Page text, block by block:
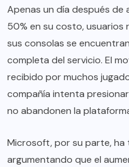
Apenas un día después de
50% en su costo,
sus consolas se
completa del servicio. El
recibido por muchos
compañía intenta
no abandonen la
Microsoft, por su parte,
argumentando que el